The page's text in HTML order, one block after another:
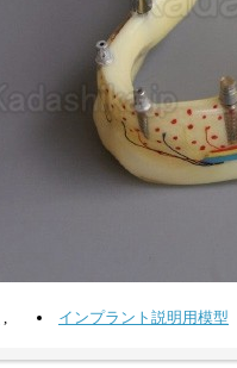
, インプラント説明用模型